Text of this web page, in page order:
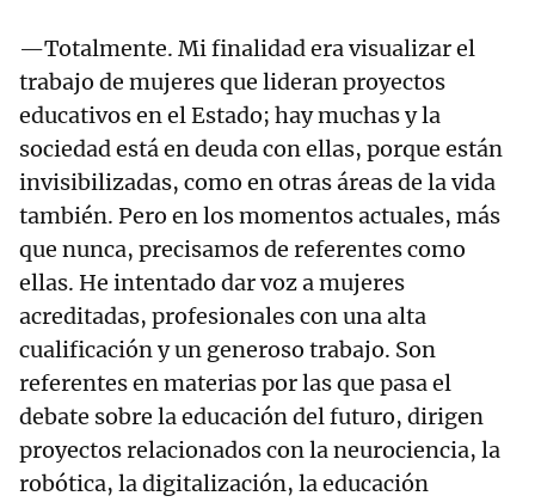
—Totalmente. Mi finalidad era visualizar el
trabajo de mujeres que lideran proyectos
educativos en el Estado; hay muchas y la
sociedad está en deuda con ellas, porque están
invisibilizadas, como en otras áreas de la vida
también. Pero en los momentos actuales, más
que nunca, precisamos de referentes como
ellas. He intentado dar voz a mujeres
acreditadas, profesionales con una alta
cualificación y un generoso trabajo. Son
referentes en materias por las que pasa el
debate sobre la educación del futuro, dirigen
proyectos relacionados con la neurociencia, la
robótica, la digitalización, la educación